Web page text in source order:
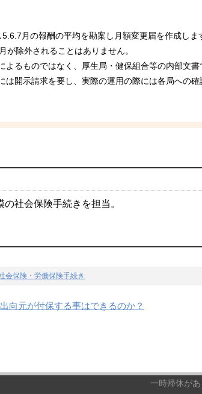
月の報酬の平均を勘案し月額変更届を作成しま
除外されることはありません。
るものではなく、厚生局・健保組合等の内部文書
は開示請求を要し、実際の運用の際には各局への確
社会保険手続きを担当。
会保険・労働保険手続き
向元が付保する事はできるのか？
一時帰休が